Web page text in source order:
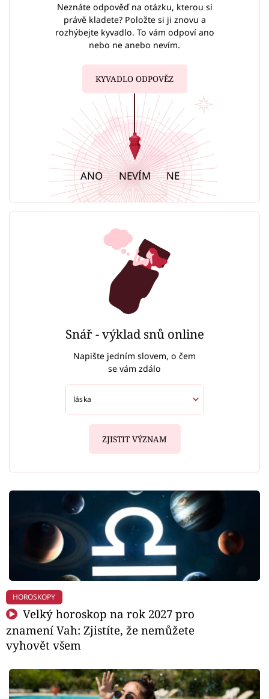
Neznáte odpověď na otázku, kterou si
právě kladete? Položte si ji znovu a
rozhýbejte kyvadlo. To vám odpoví ano
nebo ne anebo nevím.
KYVADLO ODPOVĚZ
ANO NEVÍM NE
Snář - výklad snů online
Napište jedním slovem, o čem
se vám zdálo
ZJISTIT VÝZNAM
HOROSKOPY
Velký horoskop na rok 2027 pro
znamení Vah: Zjistíte, že nemůžete
vyhovět všem